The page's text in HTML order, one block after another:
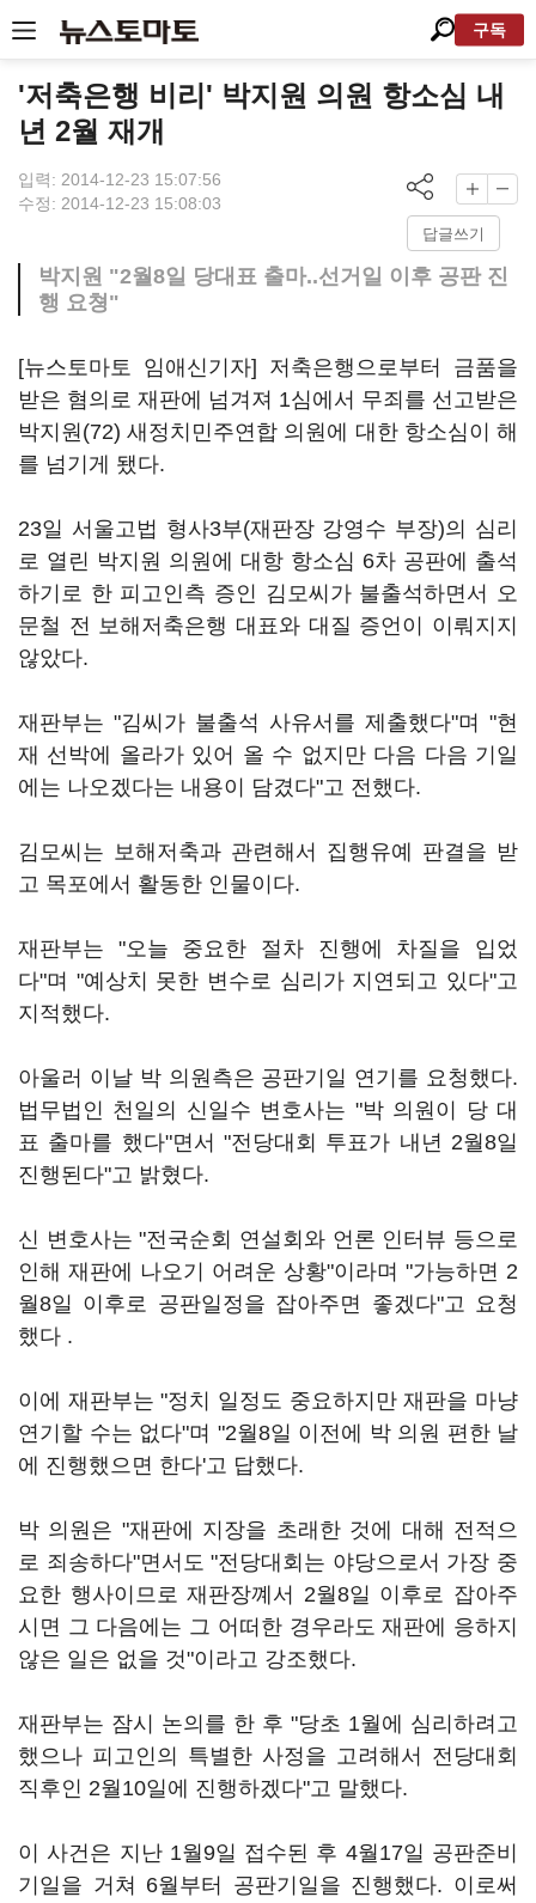
구독
'저축은행 비리' 박지원 의원 항소심 내
년 2월 재개
입력: 2014-12-23 15:07:56
수정: 2014-12-23 15:08:03
답글쓰기
박지원 "2월8일 당대표 출마..선거일 이후 공판 진
행 요쳥"
[뉴스토마토 임애신기자] 저축은행으로부터 금품을
받은 혐의로 재판에 넘겨져 1심에서 무죄를 선고받은
박지원(72) 새정치민주연합 의원에 대한 항소심이 해
를 넘기게 됐다.
23일 서울고법 형사3부(재판장 강영수 부장)의 심리
로 열린 박지원 의원에 대항 항소심 6차 공판에 출석
하기로 한 피고인측 증인 김모씨가 불출석하면서 오
문철 전 보해저축은행 대표와 대질 증언이 이뤄지지
않았다.
재판부는 "김씨가 불출석 사유서를 제출했다"며 "현
재 선박에 올라가 있어 올 수 없지만 다음 다음 기일
에는 나오겠다는 내용이 담겼다"고 전했다.
김모씨는 보해저축과 관련해서 집행유예 판결을 받
고 목포에서 활동한 인물이다.
재판부는 "오늘 중요한 절차 진행에 차질을 입었
다"며 "예상치 못한 변수로 심리가 지연되고 있다"고
지적했다.
아울러 이날 박 의원측은 공판기일 연기를 요청했다.
법무법인 천일의 신일수 변호사는 "박 의원이 당 대
표 출마를 했다"면서 "전당대회 투표가 내년 2월8일
진행된다"고 밝혔다.
신 변호사는 "전국순회 연설회와 언론 인터뷰 등으로
인해 재판에 나오기 어려운 상황"이라며 "가능하면 2
월8일 이후로 공판일정을 잡아주면 좋겠다"고 요청
했다 .
이에 재판부는 "정치 일정도 중요하지만 재판을 마냥
연기할 수는 없다"며 "2월8일 이전에 박 의원 편한 날
에 진행했으면 한다'고 답했다.
박 의원은 "재판에 지장을 초래한 것에 대해 전적으
로 죄송하다"면서도 "전당대회는 야당으로서 가장 중
요한 행사이므로 재판장꼐서 2월8일 이후로 잡아주
시면 그 다음에는 그 어떠한 경우라도 재판에 응하지
않은 일은 없을 것"이라고 강조했다.
재판부는 잠시 논의를 한 후 "당초 1월에 심리하려고
했으나 피고인의 특별한 사정을 고려해서 전당대회
직후인 2월10일에 진행하겠다"고 말했다.
이 사건은 지난 1월9일 접수된 후 4월17일 공판준비
기일을 거쳐 6월부터 공판기일을 진행했다. 이로써